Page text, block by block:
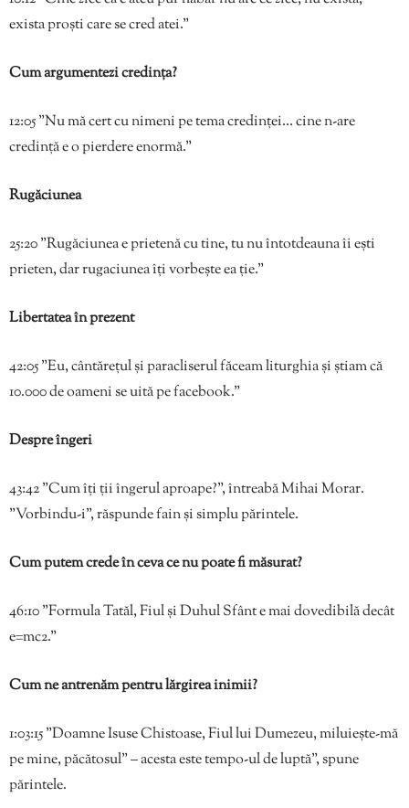
exista proști care se cred atei.”
Cum argumentezi credința?
12:05 ”Nu mă cert cu nimeni pe tema credinței… cine n-are
credință e o pierdere enormă.”
Rugăciunea
25:20 ”Rugăciunea e prietenă cu tine, tu nu întotdeauna îi ești
prieten, dar rugaciunea îți vorbește ea ție.”
Libertatea în prezent
42:05 ”Eu, cântărețul și paracliserul făceam liturghia și știam că
10.000 de oameni se uită pe facebook.”
Despre îngeri
43:42 ”Cum îți ții îngerul aproape?”, întreabă Mihai Morar.
”Vorbindu-i”, răspunde fain și simplu părintele.
Cum putem crede în ceva ce nu poate fi măsurat?
46:10 ”Formula Tatăl, Fiul și Duhul Sfânt e mai dovedibilă decât
e=mc2.”
Cum ne antrenăm pentru lărgirea inimii?
1:03:15 ”Doamne Isuse Chistoase, Fiul lui Dumezeu, miluiește-mă
pe mine, păcătosul” – acesta este tempo-ul de luptă”, spune
părintele.